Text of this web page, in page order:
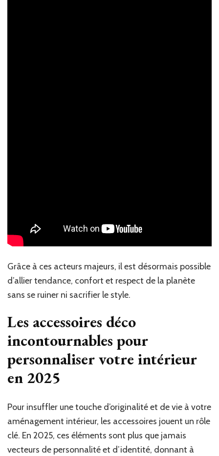
Grâce à ces acteurs majeurs, il est désormais possible
d’allier tendance, confort et respect de la planète
sans se ruiner ni sacrifier le style.
Les accessoires déco
incontournables pour
personnaliser votre intérieur
en 2025
Pour insuffler une touche d’originalité et de vie à votre
aménagement intérieur, les accessoires jouent un rôle
clé. En 2025, ces éléments sont plus que jamais
vecteurs de personnalité et d’identité, donnant à